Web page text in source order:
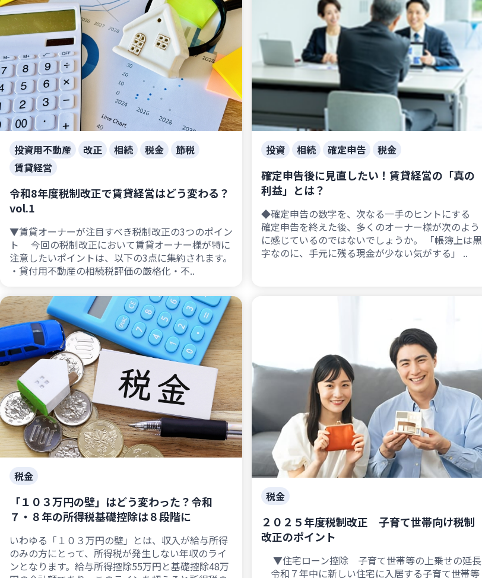
投資用不動産 改正 相続 税金
節税
賃貸経営
令和8年度税制改正で賃貸経営はどう変わる？
vol.1
▼賃貸オーナーが注目すべき税制改正の3つのポイン
ト 今回の税制改正において賃貸オーナー様が特に
注意したいポイントは、以下の3点に集約されます。
・貸付用不動産の相続税評価の厳格化・不..
投資 相続 確定申告 税金
確定申告後に見直したい！賃貸経営の「真の
利益」とは？
◆確定申告の数字を、次なる一手のヒントにする
確定申告を終えた後、多くのオーナー様が次のよう
に感じているのではないでしょうか。 「帳簿上は黒
字なのに、手元に残る現金が少ない気がする」 ..
税金
「１０３万円の壁」はどう変わった？令和
７・８年の所得税基礎控除は８段階に
いわゆる「１０３万円の壁」とは、収入が給与所得
のみの方にとって、所得税が発生しない年収のライ
ンとなります。給与所得控除55万円と基礎控除48万
税金
２０２５年度税制改正 子育て世帯向け税制
改正のポイント
▼住宅ローン控除 子育て世帯等の上乗せの延長
令和７年中に新しい住宅に入居する子育て世帯等